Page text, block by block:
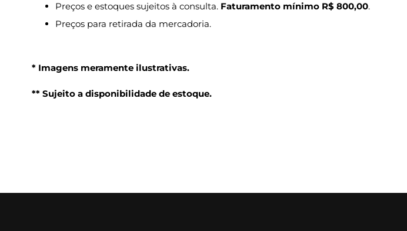
Preços e estoques sujeitos à consulta. Faturamento mínimo R$ 800,00.
Preços para retirada da mercadoria.
* Imagens meramente ilustrativas.
** Sujeito a disponibilidade de estoque.